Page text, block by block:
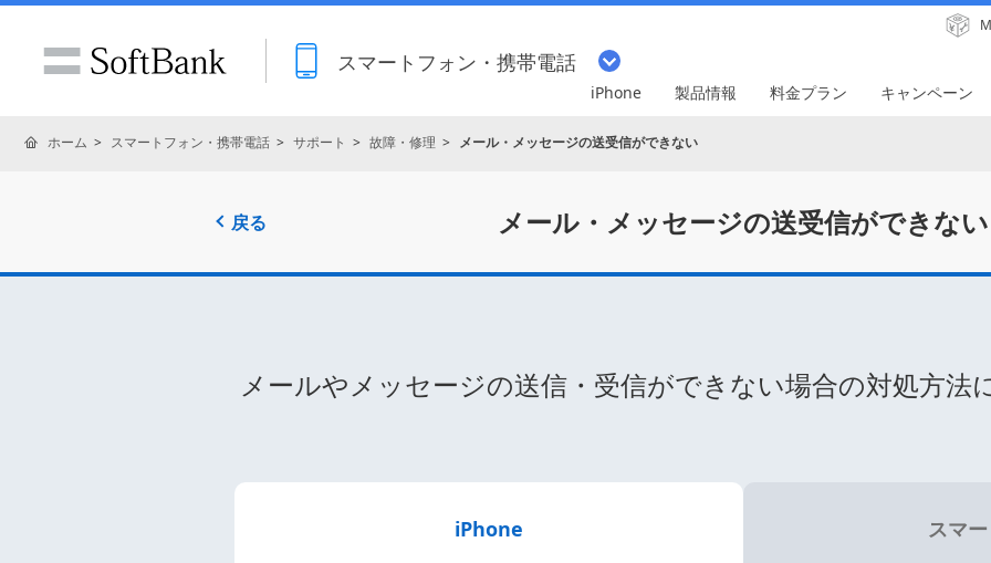
スマートフォン・携帯電話
iPhone 製品情報 料金プラン キャンペーン
ホーム スマートフォン・携帯電話 サポート 故障・修理 メール・メッセージの送受信ができない
戻る メール・メッセージの送受信ができない
メールやメッセージの送信・受信ができない場合の対処方法
iPhone スマ